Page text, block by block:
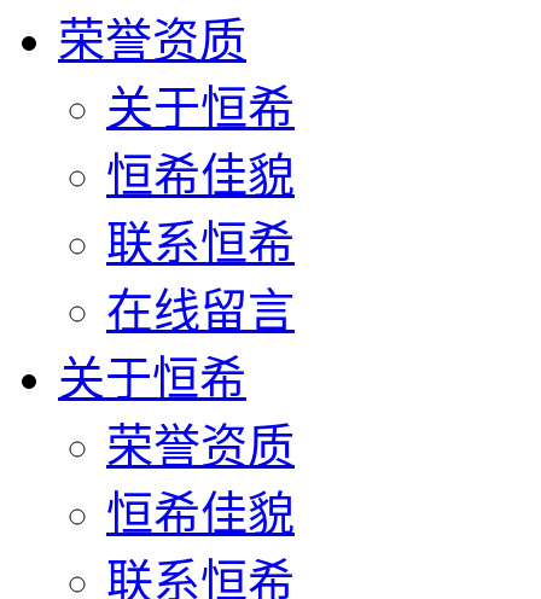
荣誉资质
关于恒希
恒希佳貌
联系恒希
在线留言
关于恒希
荣誉资质
恒希佳貌
联系恒希